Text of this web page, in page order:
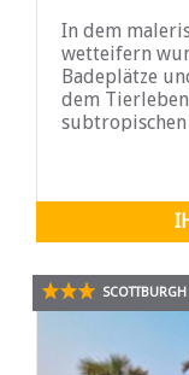
In dem
wetteifern
Badeplätze
dem
SCOTTBURGH